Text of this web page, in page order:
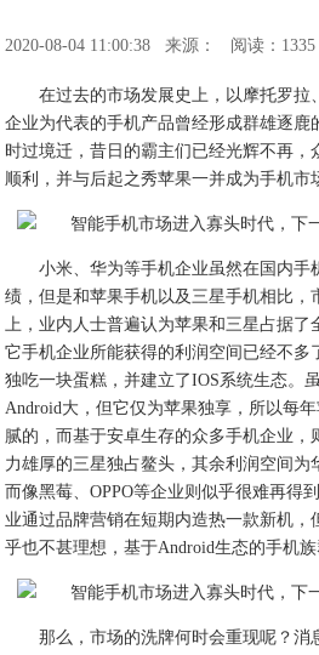
2020-08-04 11:00:38 来源： 阅读：1335
在过去的市场发展史上，以摩托罗拉
企业为代表的手机产品曾经形成群雄逐鹿
时过境迁，昔日的霸主们已经光辉不再，
顺利，并与后起之秀苹果一并成为手机市
小米、华为等手机企业虽然在国内手
绩，但是和苹果手机以及三星手机相比，
上，业内人士普遍认为苹果和三星占据了
它手机企业所能获得的利润空间已经不多
独吃一块蛋糕，并建立了IOS系统生态。
Android大，但它仅为苹果独享，所以每
腻的，而基于安卓生存的众多手机企业，
力雄厚的三星独占鳌头，其余利润空间为
而像黑莓、OPPO等企业则似乎很难再得
业通过品牌营销在短期内造热一款新机，
乎也不甚理想，基于Android生态的手机族
那么，市场的洗牌何时会重现呢？消